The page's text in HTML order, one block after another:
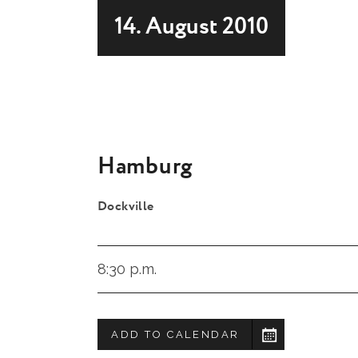
14. August 2010
Hamburg
Dockville
8:30 p.m.
ADD TO CALENDAR